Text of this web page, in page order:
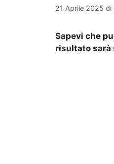
21 Aprile 2025 di
Sapevi che
risultato sarà